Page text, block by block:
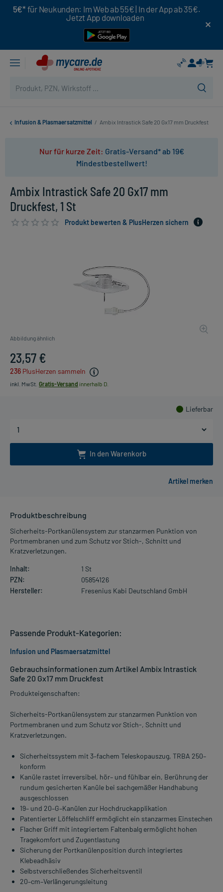
5€* für Neukunden: Im Web ab 55€ | In der App ab 35€.
Jetzt App downloaden
Infusion & Plasmaersatzmittel / Ambix Intrastick Safe 20 Gx17 mm Druckfest
Nur für kurze Zeit: Gratis-Versand* ab 19€
Mindestbestellwert!
Ambix Intrastick Safe 20 Gx17 mm
Druckfest, 1 St
Produkt bewerten & PlusHerzen sichern
Abbildung ähnlich
23,57 €
236 PlusHerzen sammeln
inkl. MwSt. Gratis-Versand innerhalb D.
Lieferbar
In den Warenkorb
Produktbeschreibung
Sicherheits-Portkanülensystem zur stanzarmen Punktion von
Portmembranen und zum Schutz vor Stich-, Schnitt und
Kratzverletzungen.
Inhalt:
1 St
PZN:
05854126
Hersteller:
Fresenius Kabi Deutschland GmbH
Gebrauchsinformationen zum Artikel Ambix Intrastick
Safe 20 Gx17 mm Druckfest
Produkteigenschaften:
Sicherheits-Portkanülensystem zur stanzarmen Punktion von
Portmembranen und zum Schutz vor Stich-, Schnitt und
Kratzverletzungen.
Sicherheitssystem mit 3–fachem Teleskopauszug, TRBA 250–
konform
Kanüle rastet irreversibel, hör– und fühlbar ein, Berührung der
rundum gesicherten Kanüle bei sachgemäßer Handhabung
ausgeschlossen
19– und 20–G–Kanülen zur Hochdruckapplikation
Patentierter Löffelschliff ermöglicht ein stanzarmes Einstechen
Flacher Griff mit integriertem Faltenbalg ermöglicht hohen
Tragekomfort und Zugentlastung
Sicherung der Portkanülenposition durch integriertes
Klebeadhäsiv
Selbstverschließendes Sicherheitsventil
20–cm–Verlängerungsleitung
Passende Produkt-Kategorien:
Infusion und Plasmaersatzmittel